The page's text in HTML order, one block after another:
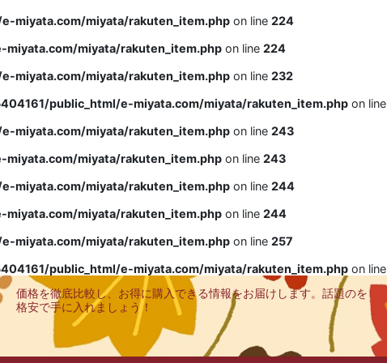
miyata.com/miyata/rakuten_item.php on line 224
miyata/rakuten_item.php on line 224
miyata.com/miyata/rakuten_item.php on line 232
public_html/e-miyata.com/miyata/rakuten_item.php on line
miyata.com/miyata/rakuten_item.php on line 243
miyata/rakuten_item.php on line 243
miyata.com/miyata/rakuten_item.php on line 244
miyata/rakuten_item.php on line 244
miyata.com/miyata/rakuten_item.php on line 257
public_html/e-miyata.com/miyata/rakuten_item.php on line
価格を徹底比較し、お得に購入できる情報をお届けします。話題のを
格安で手に入れましょう！